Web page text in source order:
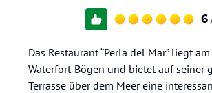
6
Das Restaurant “Perla del Mar” liegt
Waterfort-Bögen und bietet auf seiner
Terrasse über dem Meer eine